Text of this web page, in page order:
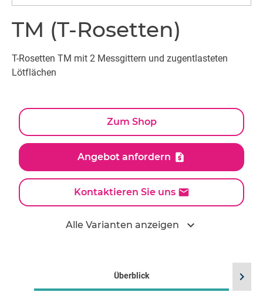
TM (T-Rosetten)
T-Rosetten TM mit 2 Messgittern und zugentlasteten
Lötflächen
Zum Shop
Angebot anfordern
Kontaktieren Sie uns
Alle Varianten anzeigen expand_more
Überblick chevron_right